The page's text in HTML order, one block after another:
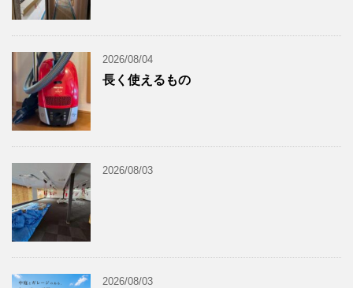
2026/08/04
長く使えるもの
2026/08/03
2026/08/03